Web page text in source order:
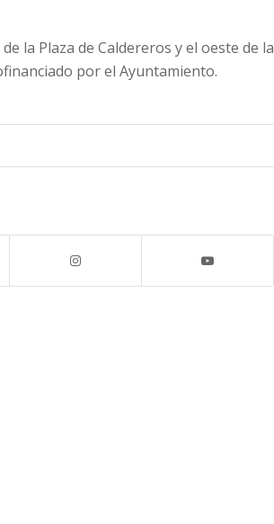
la Plaza de Caldereros y el oeste de la
por el Ayuntamiento.